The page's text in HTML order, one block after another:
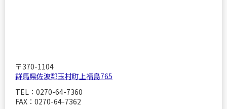
〒370-1104
群馬県佐波郡玉村町上福島765
TEL：0270-64-7360
FAX：0270-64-7362